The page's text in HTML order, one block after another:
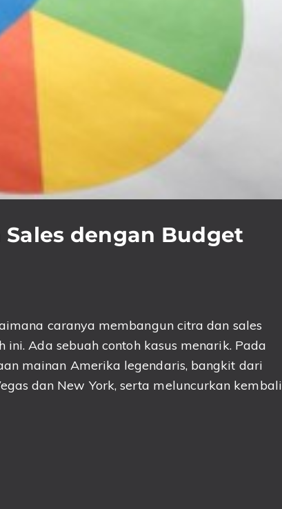
dengan Budget
caranya membangun citra dan sales
Ada sebuah contoh kasus menarik. Pada
mainan Amerika legendaris, bangkit dari
dan New York, serta meluncurkan kembali